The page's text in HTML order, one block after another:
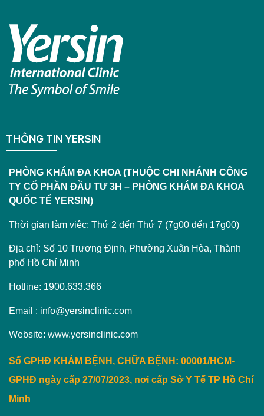
THÔNG TIN YERSIN
PHÒNG KHÁM ĐA KHOA (THUỘC CHI NHÁNH CÔNG
TY CỔ PHẦN ĐẦU TƯ 3H – PHÒNG KHÁM ĐA KHOA
QUỐC TẾ YERSIN)
Thời gian làm việc: Thứ 2 đến Thứ 7 (7g00 đến 17g00)
Địa chỉ: Số 10 Trương Định, Phường Xuân Hòa, Thành
phố Hồ Chí Minh
Hotline: 1900.633.366
Email : info@yersinclinic.com
Website: www.yersinclinic.com
Số GPHĐ KHÁM BỆNH, CHỮA BỆNH: 00001/HCM-
GPHĐ ngày cấp 27/07/2023, nơi cấp Sở Y Tế TP Hồ Chí
Minh